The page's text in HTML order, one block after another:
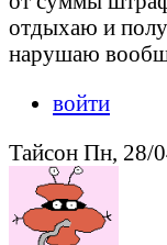
отдыхаю и
нарушаю
войти
Тайсон Пн, 28/